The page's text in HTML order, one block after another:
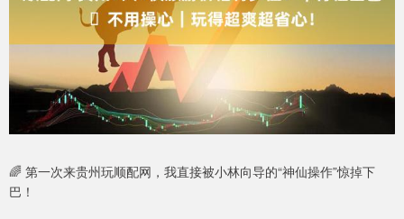
🌈 第一次来贵州玩顺配网，我直接被小林向导的“神仙操作”惊掉下
巴！